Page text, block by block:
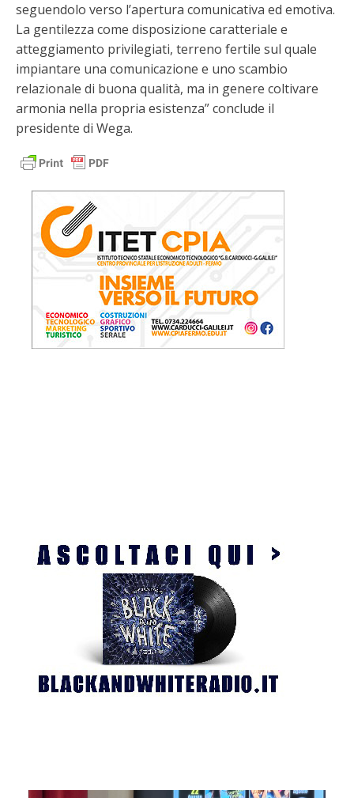
seguendolo verso l’apertura comunicativa ed emotiva.
La gentilezza come disposizione caratteriale e
atteggiamento privilegiati, terreno fertile sul quale
impiantare una comunicazione e uno scambio
relazionale di buona qualità, ma in genere coltivare
armonia nella propria esistenza” conclude il
presidente di Wega.